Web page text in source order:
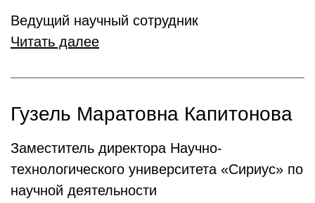
Ведущий научный сотрудник
Читать далее
Гузель Маратовна Капитонова
Заместитель директора Научно-
технологического университета «Сириус» по
научной деятельности